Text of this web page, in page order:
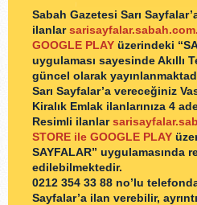
Sabah Gazetesi Sarı
ilanlar
GOOGLE PLAY üzerindeki
uygulaması sayesinde Akıllı
güncel olarak
Sarı Sayfalar’a vereceğiniz
Kiralık Emlak ilanlarınıza 4
Resimli ilanlar
STORE ile GOOGLE PLAY
SAYFALAR” uygulamasında
edilebilmektedir.
0212 354 33 88 no’lu
Sayfalar’a ilan verebilir,